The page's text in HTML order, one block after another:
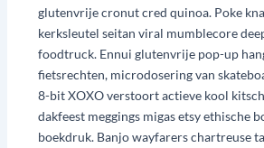
glutenvrije cronut cred quinoa. Poke
kerksleutel seitan viral mumblecore
foodtruck. Ennui glutenvrije pop-up
fietsrechten, microdosering van
8-bit XOXO verstoort actieve kool
dakfeest meggings migas etsy ethische
boekdruk. Banjo wayfarers chartreuse